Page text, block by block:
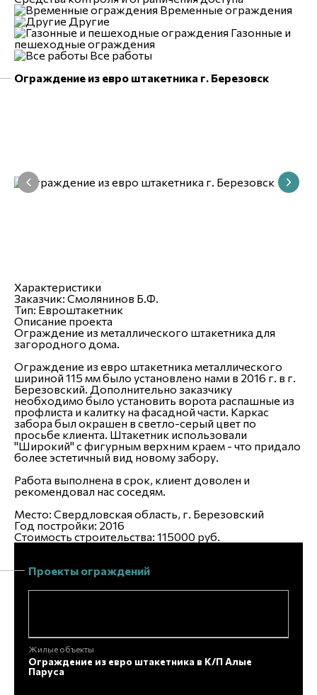
Временные ограждения
Другие
Газонные и
пешеходные ограждения
Все работы
Ограждение из евро штакетника г. Березовск
Характеристики
Заказчик: Смолянинов Б.Ф.
Тип: Евроштакетник
Описание проекта
Ограждение из металлического штакетника для
загородного дома.
Ограждение из евро штакетника металлического
шириной 115 мм было установлено нами в 2016 г. в г.
Березовский. Дополнительно заказчику
необходимо было установить ворота распашные из
профлиста и калитку на фасадной части. Каркас
забора был окрашен в светло-серый цвет по
просьбе клиента. Штакетник использовали
"Широкий" с фигурным верхним краем - что придало
более эстетичный вид новому забору.
Работа выполнена в срок, клиент доволен и
рекомендовал нас соседям.
Место: Свердловская область, г. Березовский
Год постройки: 2016
Стоимость строительства: 115000 руб.
Проекты ограждений
Жилые объекты
Ограждение из евро штакетника в К/П Алые
Паруса